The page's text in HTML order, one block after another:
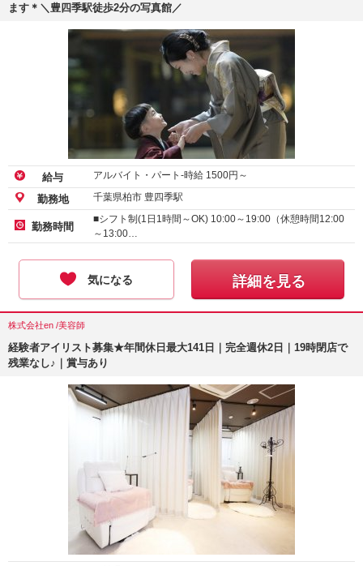
ます＊＼豊四季駅徒歩2分の写真館／
給与 アルバイト・パート-時給 1500円～
勤務地 千葉県柏市 豊四季駅
勤務時間
■シフト制(1日1時間～OK) 10:00～19:00（休憩時間12:00
～13:00…
気になる 詳細を見る
株式会社en /美容師
経験者アイリスト募集★年間休日最大141日｜完全週休2日｜19時閉店で
残業なし♪｜賞与あり